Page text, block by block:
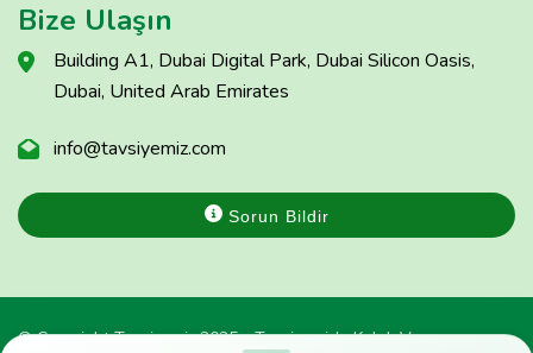
Bize Ulaşın
Building A1, Dubai Digital Park, Dubai Silicon Oasis,
Dubai, United Arab Emirates
info@tavsiyemiz.com
Sorun Bildir
© Copyright Tavsiyemiz 2025 - Tavsiyemiz'e Kulak Ver